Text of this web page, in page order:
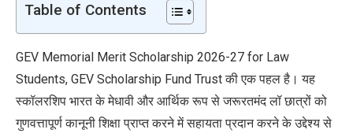
Table of Contents
GEV Memorial Merit Scholarship 2026-27 for Law
Students, GEV Scholarship Fund Trust की एक पहल है। यह
स्कॉलरशिप भारत के मेधावी और आर्थिक रूप से जरूरतमंद लॉ छात्रों को
गुणवत्तापूर्ण कानूनी शिक्षा प्राप्त करने में सहायता प्रदान करने के उद्देश्य से